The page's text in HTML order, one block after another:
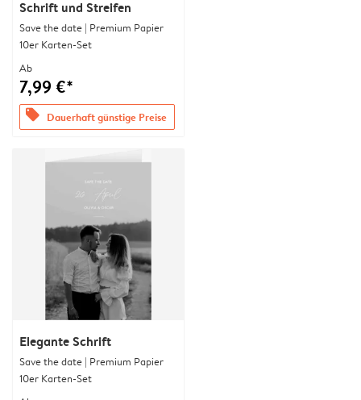
Schrift und Streifen
Save the date | Premium Papier
10er Karten-Set
Ab
7,99 €*
offers Dauerhaft günstige Preise
Elegante Schrift
Save the date | Premium Papier
10er Karten-Set